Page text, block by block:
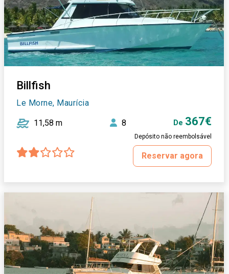
Billfish
Le Morne, Maurícia
11,58 m 8 De 367€
Depósito não reembolsável
Reservar agora